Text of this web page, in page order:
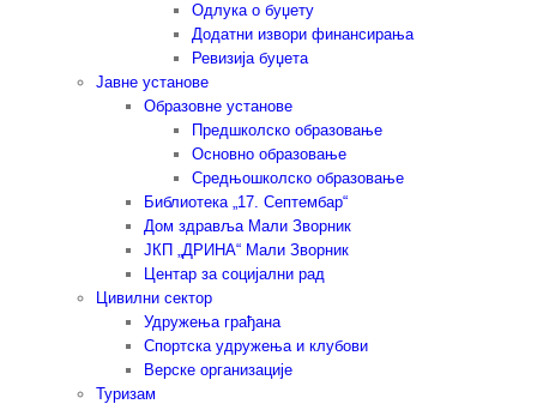
Одлука о буџету
Додатни извори финансирања
Ревизија буџета
Јавне установе
Образовне установе
Предшколско образовање
Основно образовање
Средњошколско образовање
Библиотека „17. Септембар“
Дом здравља Мали Зворник
ЈКП „ДРИНА“ Мали Зворник
Центар за социјални рад
Цивилни сектор
Удружења грађана
Спортска удружења и клубови
Верске организације
Туризам